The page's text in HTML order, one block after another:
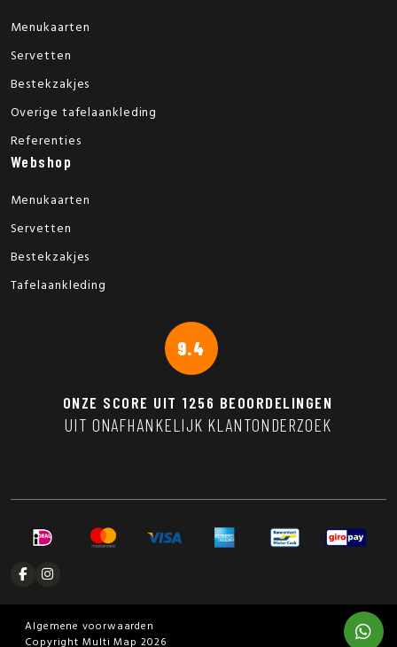
Menukaarten
Servetten
Bestekzakjes
Overige tafelaankleding
Referenties
Webshop
Menukaarten
Servetten
Bestekzakjes
Tafelaankleding
9.4
ONZE SCORE UIT 1256 BEOORDELINGEN
UIT ONAFHANKELIJK KLANTONDERZOEK
Algemene voorwaarden
Copyright Multi Map 2026